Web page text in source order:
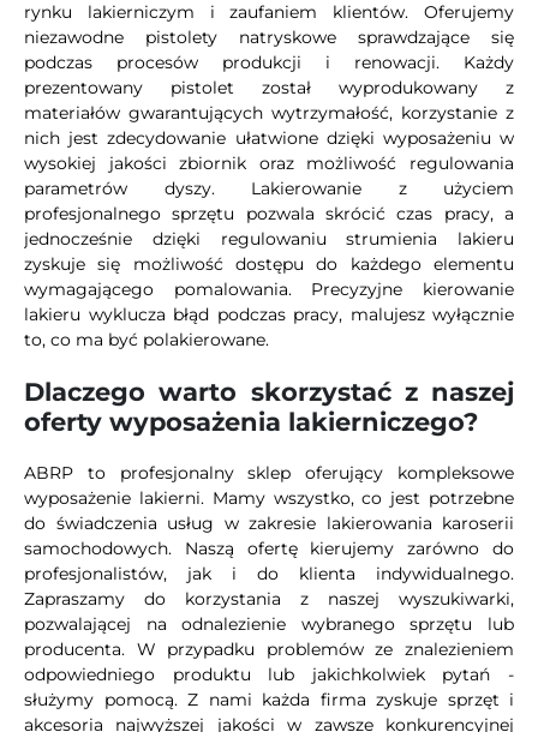
rynku lakierniczym i zaufaniem klientów. Oferujemy
niezawodne pistolety natryskowe sprawdzające się
podczas procesów produkcji i renowacji. Każdy
prezentowany pistolet został wyprodukowany z
materiałów gwarantujących wytrzymałość, korzystanie z
nich jest zdecydowanie ułatwione dzięki wyposażeniu w
wysokiej jakości zbiornik oraz możliwość regulowania
parametrów dyszy. Lakierowanie z użyciem
profesjonalnego sprzętu pozwala skrócić czas pracy, a
jednocześnie dzięki regulowaniu strumienia lakieru
zyskuje się możliwość dostępu do każdego elementu
wymagającego pomalowania. Precyzyjne kierowanie
lakieru wyklucza błąd podczas pracy, malujesz wyłącznie
to, co ma być polakierowane.
Dlaczego warto skorzystać z naszej
oferty wyposażenia lakierniczego?
ABRP to profesjonalny sklep oferujący kompleksowe
wyposażenie lakierni. Mamy wszystko, co jest potrzebne
do świadczenia usług w zakresie lakierowania karoserii
samochodowych. Naszą ofertę kierujemy zarówno do
profesjonalistów, jak i do klienta indywidualnego.
Zapraszamy do korzystania z naszej wyszukiwarki,
pozwalającej na odnalezienie wybranego sprzętu lub
producenta. W przypadku problemów ze znalezieniem
odpowiedniego produktu lub jakichkolwiek pytań -
służymy pomocą. Z nami każda firma zyskuje sprzęt i
akcesoria najwyższej jakości w zawsze konkurencyjnej